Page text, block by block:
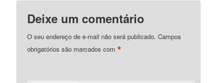
Deixe um comentário
O seu endereço de e-mail não será publicado. Campos
obrigatórios são marcados com*